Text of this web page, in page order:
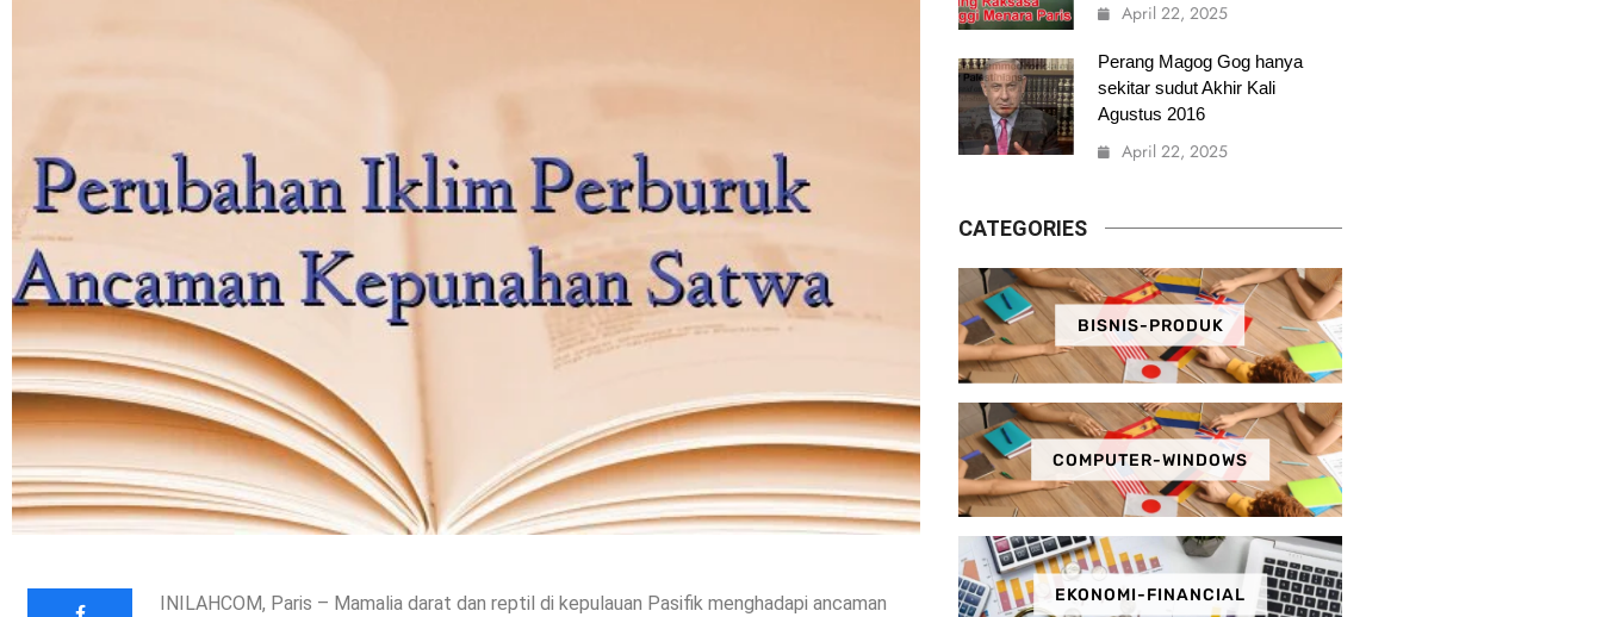
INILAHCOM, Paris – Mamalia darat dan reptil di kepulauan Pasifik menghadapi ancaman
April 22, 2025
Perang Magog Gog hanya
sekitar sudut Akhir Kali
Agustus 2016
April 22, 2025
CATEGORIES
BISNIS-PRODUK
COMPUTER-WINDOWS
EKONOMI-FINANCIAL